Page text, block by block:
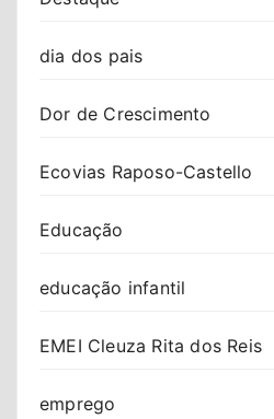
dia dos pais
Dor de Crescimento
Ecovias Raposo-Castello
Educação
educação infantil
EMEI Cleuza Rita dos Reis
emprego